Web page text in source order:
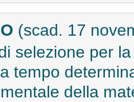
(scad. 17
selezione per
tempo
della